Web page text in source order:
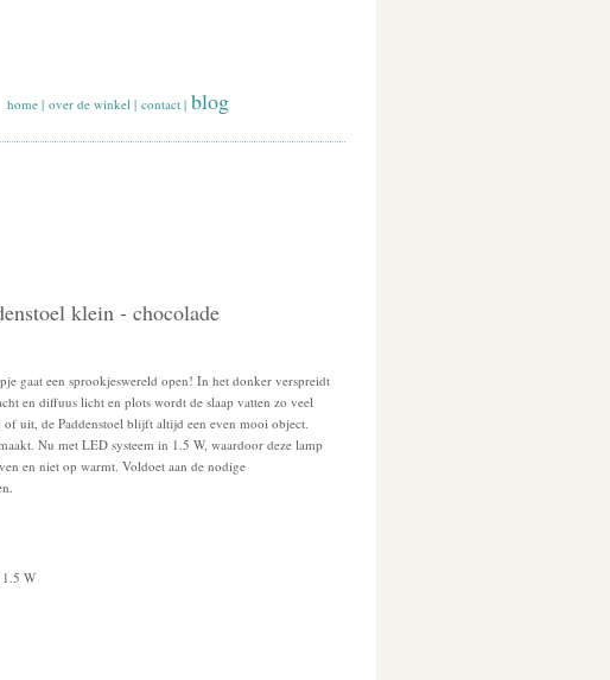
home | over de winkel | contact | blog
klein - chocolade
gaat een sprookjeswereld open! In het donker verspreidt
en diffuus licht en plots wordt de slaap vatten zo veel
uit, de Paddenstoel blijft altijd een even mooi object.
Nu met LED systeem in 1.5 W, waardoor deze lamp
en niet op warmt. Voldoet aan de nodige
1.5 W